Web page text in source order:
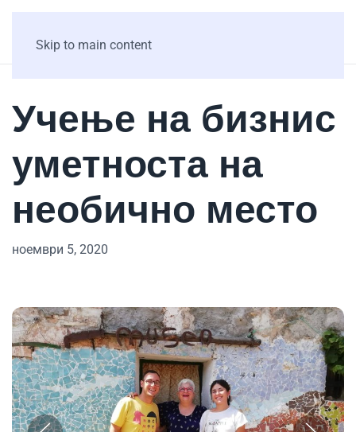
Skip to main content
Учење на бизнис
уметноста на
необично место
ноември 5, 2020